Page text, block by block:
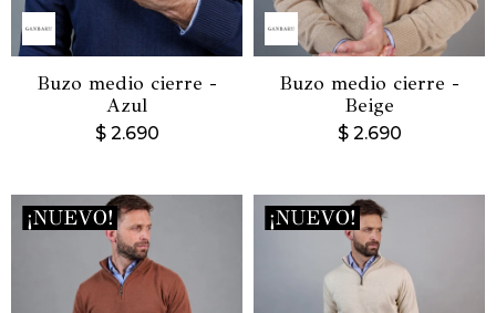
Buzo medio cierre -
Azul
$ 2.690
Buzo medio cierre -
Beige
$ 2.690